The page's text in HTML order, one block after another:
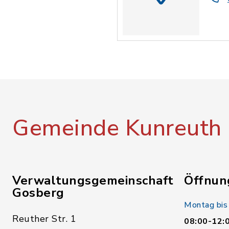
Gemeinde Kunreuth
Verwaltungsgemeinschaft
Gosberg
Reuther Str. 1
Montag
08:00-